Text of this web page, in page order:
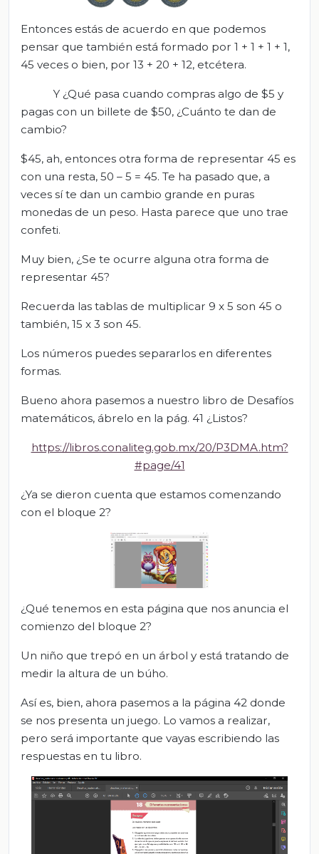
Entonces estás de acuerdo en que podemos
pensar que también está formado por 1 + 1 + 1 + 1,
45 veces o bien, por 13 + 20 + 12, etcétera.
Y ¿Qué pasa cuando compras algo de $5 y
pagas con un billete de $50, ¿Cuánto te dan de
cambio?
$45, ah, entonces otra forma de representar 45 es
con una resta, 50 – 5 = 45. Te ha pasado que, a
veces sí te dan un cambio grande en puras
monedas de un peso. Hasta parece que uno trae
confeti.
Muy bien, ¿Se te ocurre alguna otra forma de
representar 45?
Recuerda las tablas de multiplicar 9 x 5 son 45 o
también, 15 x 3 son 45.
Los números puedes separarlos en diferentes
formas.
Bueno ahora pasemos a nuestro libro de Desafíos
matemáticos, ábrelo en la pág. 41 ¿Listos?
https://libros.conaliteg.gob.mx/20/P3DMA.htm?
#page/41
¿Ya se dieron cuenta que estamos comenzando
con el bloque 2?
¿Qué tenemos en esta página que nos anuncia el
comienzo del bloque 2?
Un niño que trepó en un árbol y está tratando de
medir la altura de un búho.
Así es, bien, ahora pasemos a la página 42 donde
se nos presenta un juego. Lo vamos a realizar,
pero será importante que vayas escribiendo las
respuestas en tu libro.